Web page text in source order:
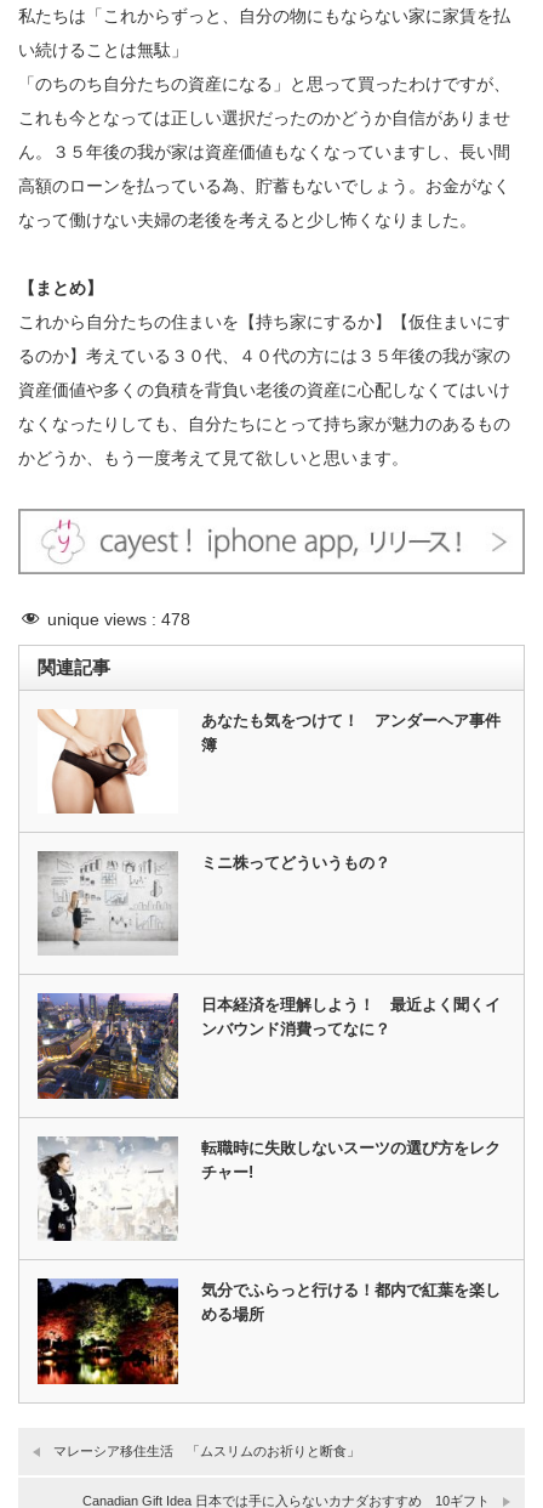
私たちは「これからずっと、自分の物にもならない家に家賃を払
い続けることは無駄」
「のちのち自分たちの資産になる」と思って買ったわけですが、
これも今となっては正しい選択だったのかどうか自信がありませ
ん。３５年後の我が家は資産価値もなくなっていますし、長い間
高額のローンを払っている為、貯蓄もないでしょう。お金がなく
なって働けない夫婦の老後を考えると少し怖くなりました。
【まとめ】
これから自分たちの住まいを【持ち家にするか】【仮住まいにす
るのか】考えている３０代、４０代の方には３５年後の我が家の
資産価値や多くの負積を背負い老後の資産に心配しなくてはいけ
なくなったりしても、自分たちにとって持ち家が魅力のあるもの
かどうか、もう一度考えて見て欲しいと思います。
unique views : 478
関連記事
あなたも気をつけて！ アンダーヘア事件
簿
ミニ株ってどういうもの？
日本経済を理解しよう！ 最近よく聞くイ
ンバウンド消費ってなに？
転職時に失敗しないスーツの選び方をレク
チャー!
気分でふらっと行ける！都内で紅葉を楽し
める場所
マレーシア移住生活 「ムスリムのお祈りと断食」
Canadian Gift Idea 日本では手に入らないカナダおすすめ 10ギフト